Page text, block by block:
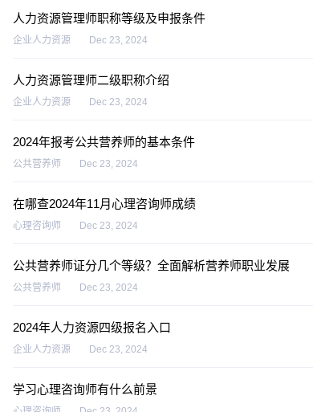
人力资源管理师职称等级及申报条件
企业人力资源 Dec 23, 2024
人力资源管理师二级职称介绍
企业人力资源 Dec 23, 2024
2024年报考公共营养师的基本条件
公共营养师 Dec 23, 2024
在哪查2024年11月心理咨询师成绩
心理咨询师 Dec 23, 2024
公共营养师证分几个等级？全面解析营养师职业发展
公共营养师 Dec 23, 2024
2024年人力资源四级报名入口
企业人力资源 Dec 23, 2024
学习心理咨询师有什么前景